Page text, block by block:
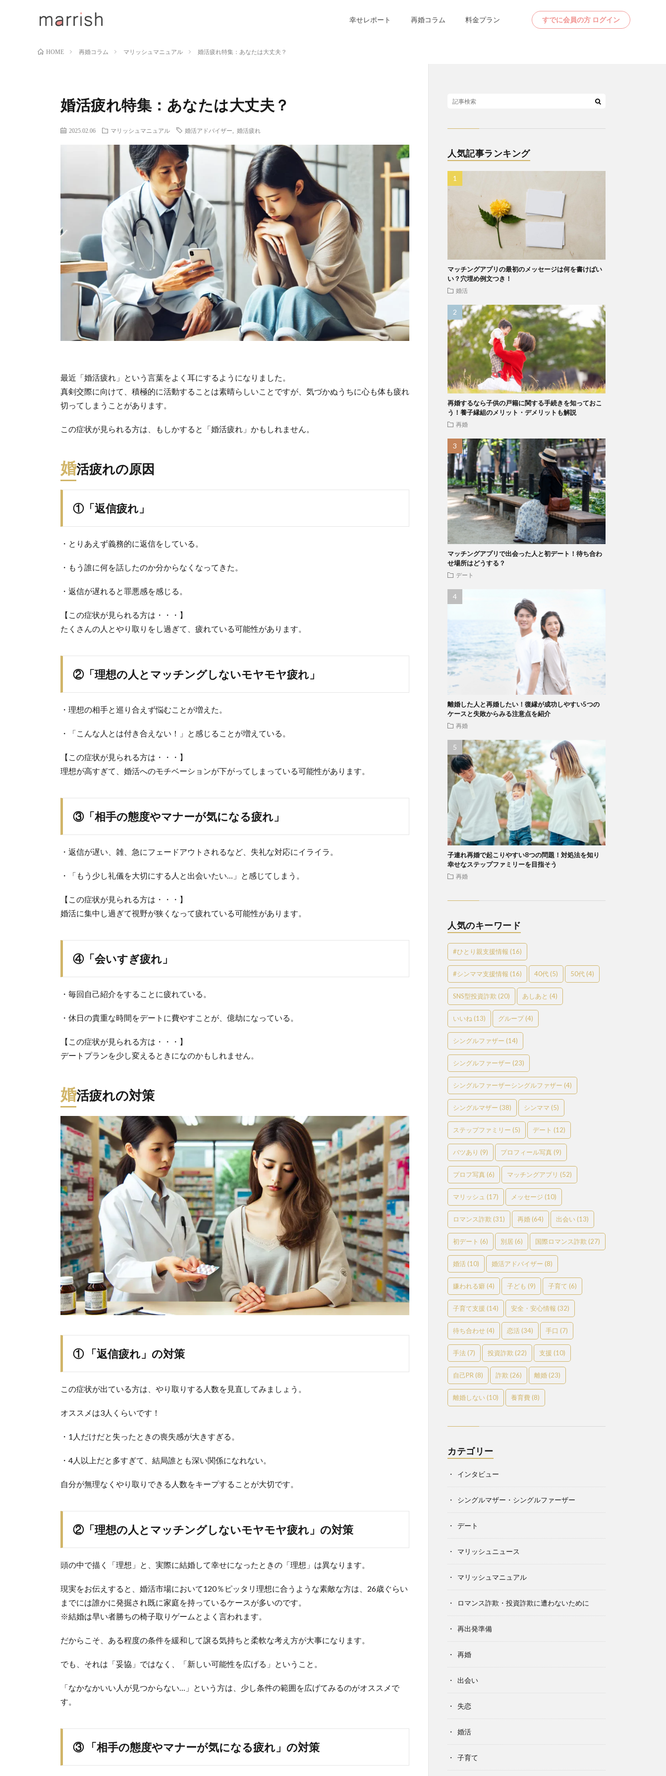
幸せレポート 再婚コラム 料金プラン すでに会員の方 ログイン
HOME 再婚コラム マリッシュマニュアル 婚活疲れ特集：あなたは大丈夫？
婚活疲れ特集：あなたは大丈夫？
2025.02.06 マリッシュマニュアル 婚活アドバイザー 婚活疲れ
最近「婚活疲れ」という言葉をよく耳にするようになりました。
真剣交際に向けて、積極的に活動することは素晴らしいことですが、気づかぬうちに心も体も疲れ
切ってしまうことがあります。
この症状が見られる方は、もしかすると「婚活疲れ」かもしれません。
婚活疲れの原因
①「返信疲れ」
・とりあえず義務的に返信をしている。
・もう誰に何を話したのか分からなくなってきた。
・返信が遅れると罪悪感を感じる。
【この症状が見られる方は・・・】
たくさんの人とやり取りをし過ぎて、疲れている可能性があります。
②「理想の人とマッチングしないモヤモヤ疲れ」
・理想の相手と巡り合えず悩むことが増えた。
・「こんな人とは付き合えない！」と感じることが増えている。
【この症状が見られる方は・・・】
理想が高すぎて、婚活へのモチベーションが下がってしまっている可能性があります。
③「相手の態度やマナーが気になる疲れ」
・返信が遅い、雑、急にフェードアウトされるなど、失礼な対応にイライラ。
・「もう少し礼儀を大切にする人と出会いたい…」と感じてしまう。
【この症状が見られる方は・・・】
婚活に集中し過ぎて視野が狭くなって疲れている可能性があります。
④「会いすぎ疲れ」
・毎回自己紹介をすることに疲れている。
・休日の貴重な時間をデートに費やすことが、億劫になっている。
【この症状が見られる方は・・・】
デートプランを少し変えるときになのかもしれません。
婚活疲れの対策
① 「返信疲れ」の対策
この症状が出ている方は、やり取りする人数を見直してみましょう。
オススメは3人くらいです！
・1人だけだと失ったときの喪失感が大きすぎる。
・4人以上だと多すぎて、結局誰とも深い関係になれない。
自分が無理なくやり取りできる人数をキープすることが大切です。
②「理想の人とマッチングしないモヤモヤ疲れ」の対策
頭の中で描く「理想」と、実際に結婚して幸せになったときの「理想」は異なります。
現実をお伝えすると、婚活市場において120％ピッタリ理想に合うような素敵な方は、26歳ぐらい
までには誰かに発掘され既に家庭を持っているケースが多いのです。
※結婚は早い者勝ちの椅子取りゲームとよく言われます。
だからこそ、ある程度の条件を緩和して譲る気持ちと柔軟な考え方が大事になります。
でも、それは「妥協」ではなく、「新しい可能性を広げる」ということ。
「なかなかいい人が見つからない…」という方は、少し条件の範囲を広げてみるのがオススメで
す。
③ 「相手の態度やマナーが気になる疲れ」の対策
人気記事ランキング
マッチングアプリの最初のメッセージは何を書けばい
い？穴埋め例文つき！
婚活
再婚するなら子供の戸籍に関する手続きを知っておこ
う！養子縁組のメリット・デメリットも解説
再婚
マッチングアプリで出会った人と初デート！待ち合わ
せ場所はどうする？
デート
離婚した人と再婚したい！復縁が成功しやすい5つの
ケースと失敗からみる注意点を紹介
再婚
子連れ再婚で起こりやすい8つの問題！対処法を知り
幸せなステップファミリーを目指そう
再婚
人気のキーワード
#ひとり親支援情報 (16)
#シンママ支援情報 (16) 40代 (5) 50代 (4)
SNS型投資詐欺 (20) あしあと (4)
いいね (13) グループ(4)
シングルファザー (14)
シングルファーザー (23)
シングルファーザーシングルファザー (4)
シングルマザー (38) シンママ (5)
ステップファミリー (5) デート (12)
バツあり (9) プロフィール写真 (9)
プロフ写真 (6) マッチングアプリ (52)
マリッシュ (17) メッセージ (10)
ロマンス詐欺 (31) 再婚 (64) 出会い (13)
初デート (6) 別居 (6) 国際ロマンス詐欺 (27)
婚活 (10) 婚活アドバイザー (8)
嫌われる癖 (4) 子ども (9) 子育て (6)
子育て支援 (14) 安全・安心情報 (32)
待ち合わせ (4) 恋活 (34) 手口 (7)
手法 (7) 投資詐欺 (22) 支援 (10)
自己PR (8) 詐欺 (26) 離婚 (23)
離婚しない (10) 養育費 (8)
カテゴリー
インタビュー
シングルマザー・シングルファーザー
デート
マリッシュニュース
マリッシュマニュアル
ロマンス詐欺・投資詐欺に遭わないために
再出発準備
再婚
出会い
失恋
婚活
子育て